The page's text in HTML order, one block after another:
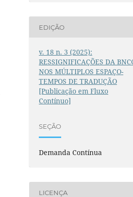
EDIÇÃO
v. 18 n. 3 (2025):
RESSIGNIFICAÇÕES DA
NOS MÚLTIPLOS ESPAÇO-
TEMPOS DE TRADUÇÃO
[Publicação em Fluxo
Contínuo]
SEÇÃO
Demanda Contínua
LICENÇA